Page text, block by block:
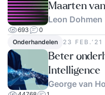
Maarten
Leon Dohmen
693
0
Onderhandelen
23 FEB.‘21
Beter
Intelligence
George van